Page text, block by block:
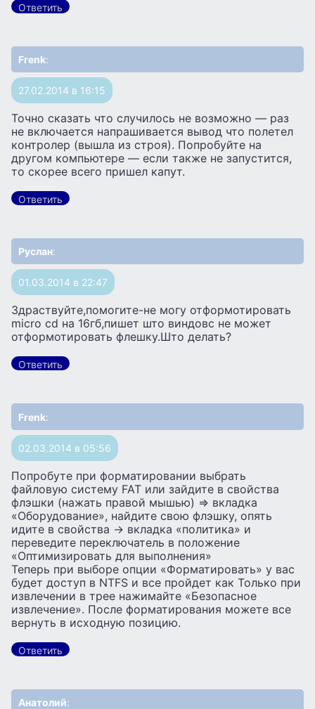
Ответить
Frenk:
27.02.2014 в 16:15
Точно сказать что случилось не возможно — раз
не включается напрашивается вывод что полетел
контролер (вышла из строя). Попробуйте на
другом компьютере — если также не запустится,
то скорее всего пришел капут.
Ответить
Руслан:
01.03.2014 в 22:47
Здраствуйте,помогите-не могу отформотировать
micro cd на 16гб,пишет што виндовс не может
отформотировать флешку.Што делать?
Ответить
Frenk:
02.03.2014 в 05:56
Попробуте при форматировании выбрать
файловую систему FAT или зайдите в свойства
флэшки (нажать правой мышью) => вкладка
«Оборудование», найдите свою флэшку, опять
идите в свойства -> вкладка «политика» и
переведите переключатель в положение
«Оптимизировать для выполнения»
Теперь при выборе опции «Форматировать» у вас
будет доступ в NTFS и все пройдет как Только при
извлечении в трее нажимайте «Безопасное
извлечение». После форматирования можете все
вернуть в исходную позицию.
Ответить
Анатолий: